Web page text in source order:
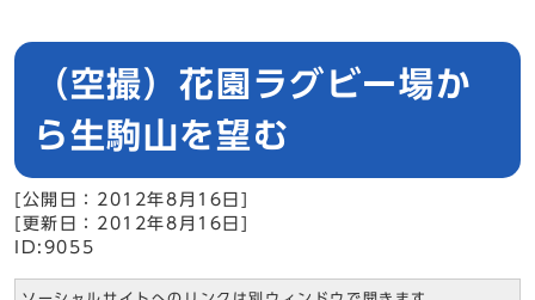
（空撮）花園ラグビー場か
ら生駒山を望む
[公開日：2012年8月16日]
[更新日：2012年8月16日]
ID:9055